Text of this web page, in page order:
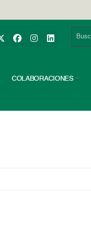
COLABORACIONES